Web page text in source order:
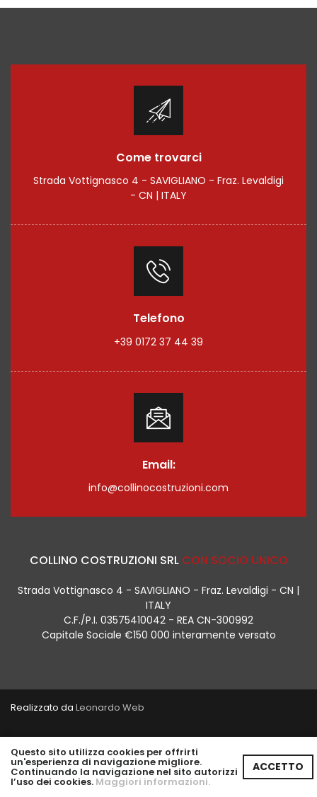
Come trovarci
Strada Vottignasco 4 - SAVIGLIANO - Fraz. Levaldigi
- CN | ITALY
Telefono
+39 0172 37 44 39
Email:
info@collinocostruzioni.com
COLLINO COSTRUZIONI SRL CON SOCIO UNICO
Strada Vottignasco 4 - SAVIGLIANO - Fraz. Levaldigi - CN |
ITALY
C.F./P.I. 03575410042 - REA CN-300992
Capitale Sociale €150 000 interamente versato
Realizzato da Leonardo Web
Area Riservata
Questo sito utilizza cookies per offrirti
un'esperienza di navigazione migliore.
Continuando la navigazione nel sito autorizzi
l’uso dei cookies. Maggiori informazioni.
ACCETTO